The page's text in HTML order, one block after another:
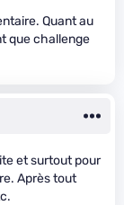
Quant au
que challenge
et surtout pour
Après tout